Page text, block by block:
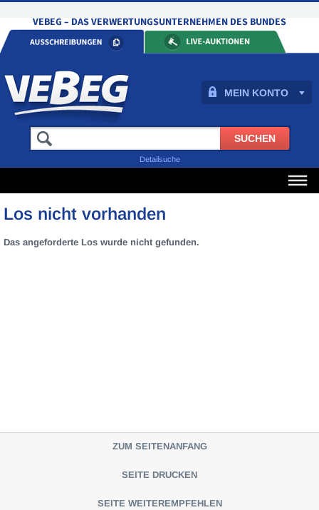
MEIN KONTO
Detailsuche
Los nicht vorhanden
Das angeforderte Los wurde nicht gefunden.
ZUM SEITENANFANG
SEITE DRUCKEN
SEITE WEITEREMPFEHLEN